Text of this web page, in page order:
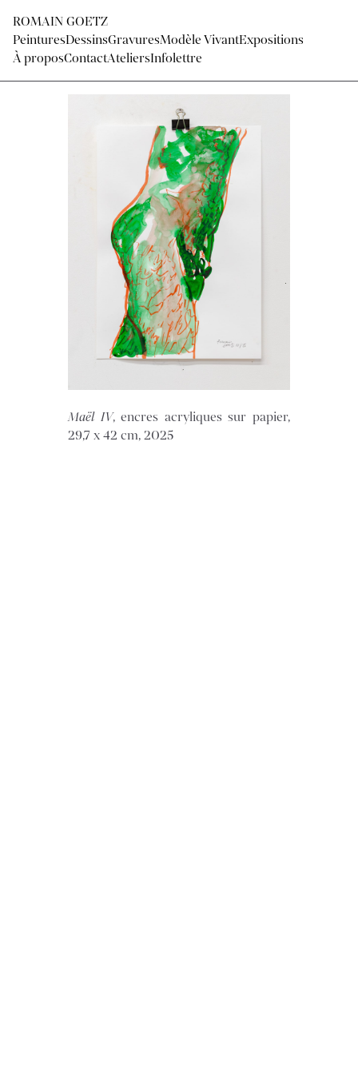
ROMAIN GOETZ
PeinturesDessinsGravuresModèle VivantExpositions
À proposContactAteliersInfolettre
Maël IV, encres acryliques sur papier,
29,7 x 42 cm, 2025